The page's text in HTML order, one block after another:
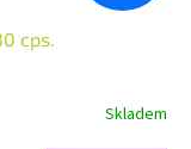
cps.
Skladem